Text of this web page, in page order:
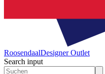
RoosendaalDesigner Outlet
Search input